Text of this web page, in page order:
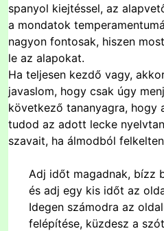
spanyol kiejtéssel, az
a mondatok
nagyon fontosak, hiszen
le az alapokat.
Ha teljesen kezdő vagy,
javaslom, hogy csak úgy
következő tananyagra, hogy
tudod az adott lecke
szavait, ha álmodból
Adj időt magadnak, bízz
és adj egy kis időt az
Idegen számodra az
felépítése, küzdesz a